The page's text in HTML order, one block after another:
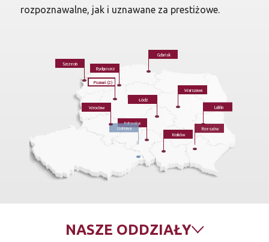
rozpoznawalne, jak i uznawane za prestiżowe.
Szczecin
Gdańsk
Poznań (2)
Bydgoszcz
Łódź
Katowice
Wrocław
Kraków
Rzeszów
Lublin
Warszawa
NASZE ODDZIAŁY